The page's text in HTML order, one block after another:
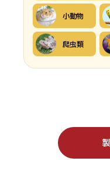
小動物
爬虫類